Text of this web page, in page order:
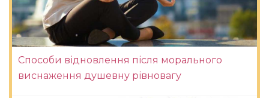
Способи відновлення після морального
виснаження душевну рівновагу